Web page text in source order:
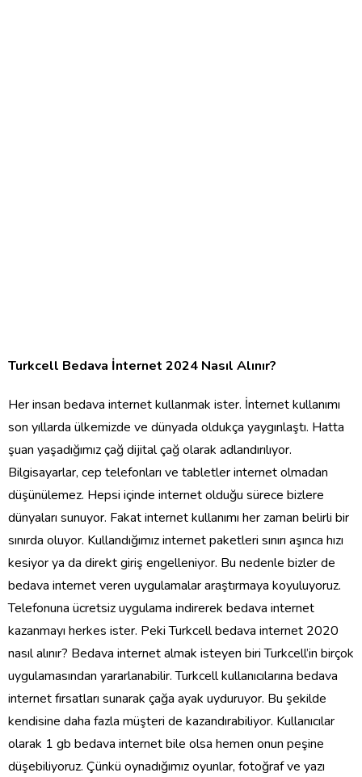
Turkcell Bedava İnternet 2024 Nasıl Alınır?
Her insan bedava internet kullanmak ister. İnternet kullanımı
son yıllarda ülkemizde ve dünyada oldukça yaygınlaştı. Hatta
şuan yaşadığımız çağ dijital çağ olarak adlandırılıyor.
Bilgisayarlar, cep telefonları ve tabletler internet olmadan
düşünülemez. Hepsi içinde internet olduğu sürece bizlere
dünyaları sunuyor. Fakat internet kullanımı her zaman belirli bir
sınırda oluyor. Kullandığımız internet paketleri sınırı aşınca hızı
kesiyor ya da direkt giriş engelleniyor. Bu nedenle bizler de
bedava internet veren uygulamalar araştırmaya koyuluyoruz.
Telefonuna ücretsiz uygulama indirerek bedava internet
kazanmayı herkes ister. PekiTurkcell bedava internet 2020
nasıl alınır? Bedava internet almak isteyen biri Turkcell’in birçok
uygulamasından yararlanabilir. Turkcell kullanıcılarına bedava
internet fırsatları sunarak çağa ayak uyduruyor. Bu şekilde
kendisine daha fazla müşteri de kazandırabiliyor. Kullanıcılar
olarak 1 gb bedava internet bile olsa hemen onun peşine
düşebiliyoruz. Çünkü oynadığımız oyunlar, fotoğraf ve yazı